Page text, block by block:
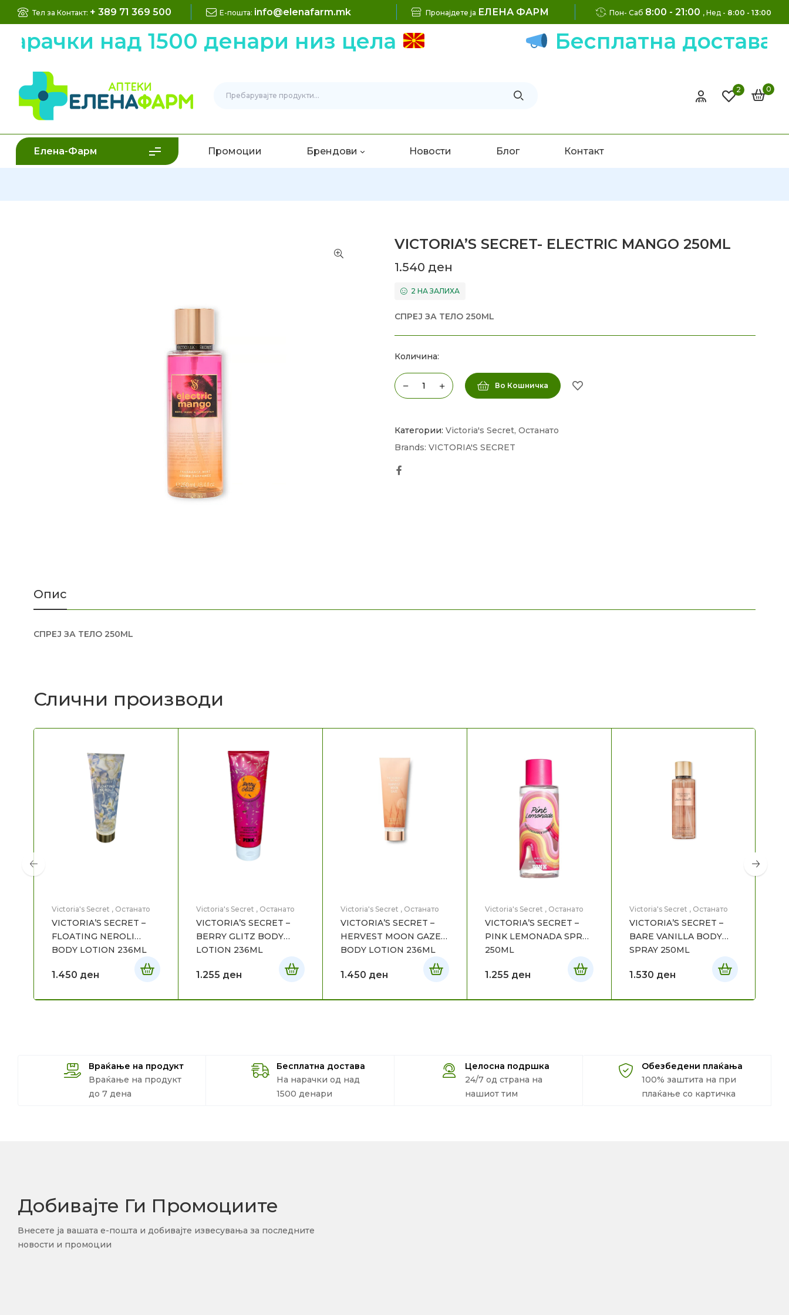
Тел за Контакт: + 389 71 369 500 Е-пошта: info@elenafarm.mk Пронајдете ја ЕЛЕНА ФАРМ Пон- Саб 8:00 - 21:00 , Нед - 8:00 - 13:00
над 1500 денари низ цела Бесплатна достава
2 0
Елена-Фарм Промоции Брендови Новости Блог Контакт
VICTORIA’S SECRET- ELECTRIC MANGO 250ML
1.540 ден
2 НА ЗАЛИХА
СПРЕЈ ЗА ТЕЛО 250ML
Количина:
Во Кошничка
Категории: Victoria's Secret, Останато
Brands: VICTORIA'S SECRET
Опис
СПРЕЈ ЗА ТЕЛО 250ML
Слични производи
Victoria's Secret , Останато
VICTORIA’S SECRET –
FLOATING NEROLI
BODY LOTION 236ML
1.450 ден
Victoria's Secret , Останато
VICTORIA’S SECRET –
BERRY GLITZ BODY
LOTION 236ML
1.255 ден
Victoria's Secret , Останато
VICTORIA’S SECRET –
HERVEST MOON GAZE
BODY LOTION 236ML
1.450 ден
Victoria's Secret , Останато
VICTORIA’S SECRET –
PINK LEMONADA SPRAY
250ML
1.255 ден
Victoria's Secret , Останато
VICTORIA’S SECRET –
BARE VANILLA BODY
SPRAY 250ML
1.530 ден
Враќање на продукт
Враќање на продукт
до 7 дена
Бесплатна достава
На нарачки од над
1500 денари
Целосна подршка
24/7 од страна на
нашиот тим
Обезбедени плаќања
100% заштита на при
плаќање со картичка
Добивајте Ги Промоциите
Внесете ја вашата е-пошта и добивајте извесувања за последните
новости и промоции